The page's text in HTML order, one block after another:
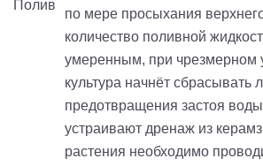
по мере просыхания
количество поливной
умеренным, при чрезмерном
культура начнёт сбрасывать
предотвращения застоя
устраивают дренаж из
растения необходимо